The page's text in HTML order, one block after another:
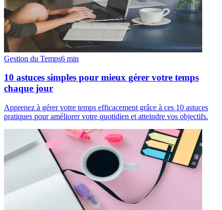
Gestion du Temps6 min
10 astuces simples pour mieux gérer votre temps
chaque jour
Apprenez à gérer votre temps efficacement grâce à ces 10 astuces
pratiques pour améliorer votre quotidien et atteindre vos objectifs.